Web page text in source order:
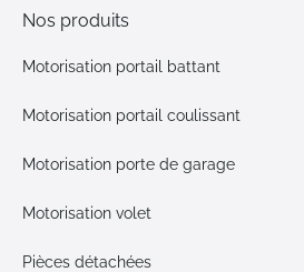
Nos produits
Motorisation portail battant
Motorisation portail coulissant
Motorisation porte de garage
Motorisation volet
Pièces détachées